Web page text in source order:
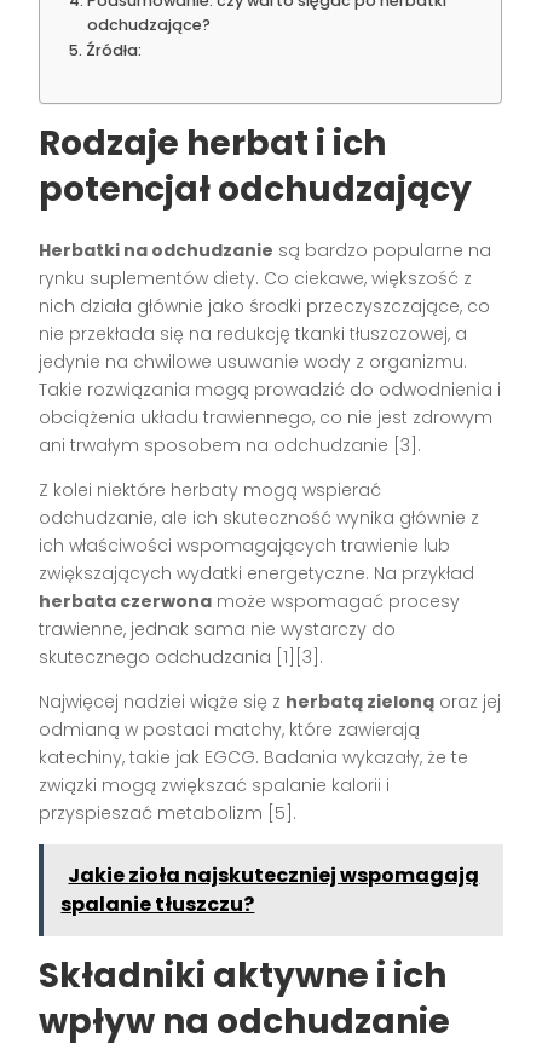
odchudzające?
Źródła:
Rodzaje herbat i ich
potencjał odchudzający
Herbatki na odchudzanie są bardzo popularne na
rynku suplementów diety. Co ciekawe, większość z
nich działa głównie jako środki przeczyszczające, co
nie przekłada się na redukcję tkanki tłuszczowej, a
jedynie na chwilowe usuwanie wody z organizmu.
Takie rozwiązania mogą prowadzić do odwodnienia i
obciążenia układu trawiennego, co nie jest zdrowym
ani trwałym sposobem na odchudzanie [3].
Z kolei niektóre herbaty mogą wspierać
odchudzanie, ale ich skuteczność wynika głównie z
ich właściwości wspomagających trawienie lub
zwiększających wydatki energetyczne. Na przykład
herbata czerwona może wspomagać procesy
trawienne, jednak sama nie wystarczy do
skutecznego odchudzania [1][3].
Najwięcej nadziei wiąże się z herbatą zieloną oraz jej
odmianą w postaci matchy, które zawierają
katechiny, takie jak EGCG. Badania wykazały, że te
związki mogą zwiększać spalanie kalorii i
przyspieszać metabolizm [5].
Jakie zioła najskuteczniej wspomagają
spalanie tłuszczu?
Składniki aktywne i ich
wpływ na odchudzanie